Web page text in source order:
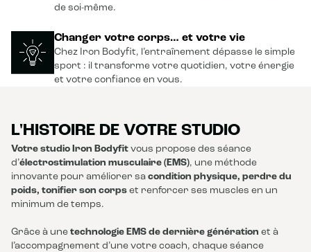
de soi-même.
Changer votre corps… et votre vie
Chez Iron Bodyfit, l’entraînement dépasse le simple
sport : il transforme votre quotidien, votre énergie
et votre confiance en vous.
L'HISTOIRE DE VOTRE STUDIO
Votre studio Iron Bodyfit vous propose des séance
d’électrostimulation musculaire (EMS), une méthode
innovante pour améliorer sa condition physique, perdre du
poids, tonifier son corps et renforcer ses muscles en un
minimum de temps.
Grâce à une technologie EMS de dernière génération et à
l’accompagnement d’une votre coach, chaque séance